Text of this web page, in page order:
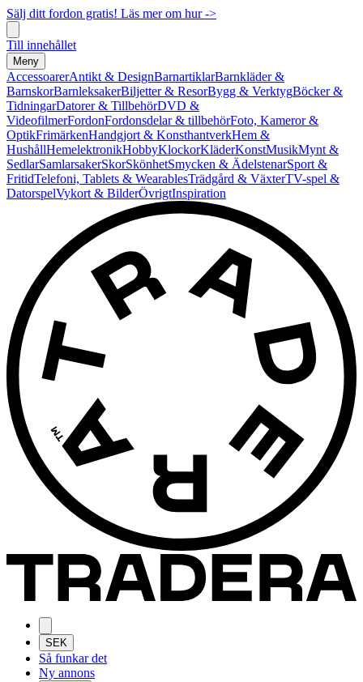
Sälj ditt fordon gratis! Läs mer om hur ->
Till innehållet
Meny
AccessoarerAntikt & DesignBarnartiklarBarnkläder &
BarnskorBarnleksakerBiljetter & ResorBygg & VerktygBöcker &
TidningarDatorer & TillbehörDVD &
VideofilmerFordonFordonsdelar & tillbehörFoto, Kameror &
OptikFrimärkenHandgjort & KonsthantverkHem &
HushållHemelektronikHobbyKlockorKläderKonstMusikMynt &
SedlarSamlarsakerSkorSkönhetSmycken & ÄdelstenarSport &
FritidTelefoni, Tablets & WearablesTrädgård & VäxterTV-spel &
DatorspelVykort & BilderÖvrigtInspiration
SEK
Så funkar det
Ny annons